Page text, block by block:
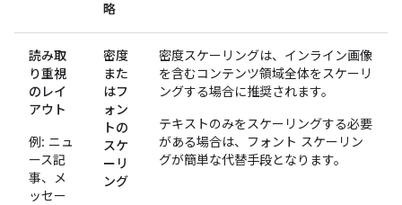
略
読み取
り重視
のレイ
アウト
例: ニュ
ース記
事、メ
ッセー
密度
また
はフ
ォン
トの
スケ
ーリ
ング
密度スケーリングは、インライン画像
を含むコンテンツ領域全体をスケーリ
ングする場合に推奨されます。
テキストのみをスケーリングする必要
がある場合は、フォント スケーリン
グが簡単な代替手段となります。